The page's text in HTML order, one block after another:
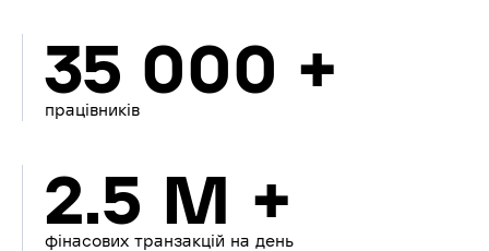
35 000 +
працівників
2.5 M +
фінасових транзакцій на день